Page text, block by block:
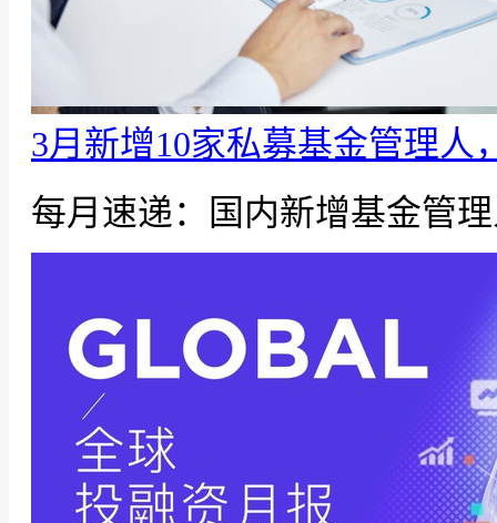
3月新增10家私募基金管理人
每月速递：国内新增基金管